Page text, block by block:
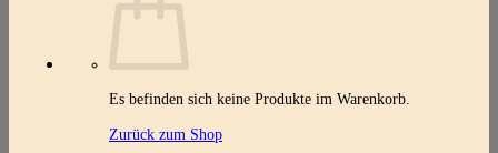
Es befinden sich keine Produkte im Warenkorb.
Zurück zum Shop